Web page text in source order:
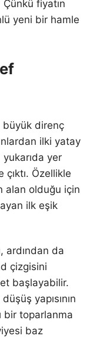
Çünkü fiyatın
yeni bir hamle
büyük direnç
ilki yatay
yer
Özellikle
alan olduğu için
ilk eşik
ardından da
çizgisini
başlayabilir.
yapısının
bir toparlanma
baz